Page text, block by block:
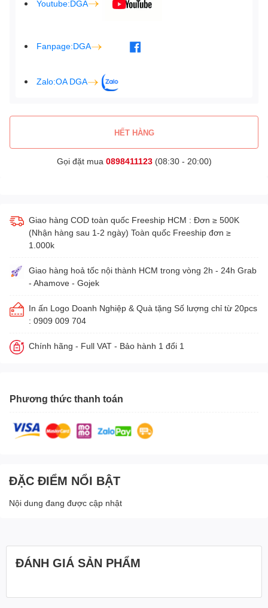
Youtube:DGA
Fanpage:DGA
Zalo:OA DGA
HẾT HÀNG
Gọi đặt mua 0898411123(08:30 - 20:00)
Giao hàng COD toàn quốc Freeship HCM : Đơn ≥ 500K
(Nhận hàng sau 1-2 ngày) Toàn quốc Freeship đơn ≥
1.000k
Giao hàng hoả tốc nội thành HCM trong vòng 2h - 24h Grab
- Ahamove - Gojek
In ấn Logo Doanh Nghiệp & Quà tặng Số lượng chỉ từ 20pcs
: 0909 009 704
Chính hãng - Full VAT - Bảo hành 1 đổi 1
Phương thức thanh toán
ĐẶC ĐIỂM NỔI BẬT
Nội dung đang được cập nhật
ĐÁNH GIÁ SẢN PHẨM